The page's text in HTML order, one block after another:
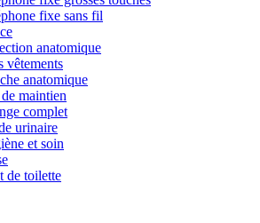
fixe sans fil
anatomique
vêtements
anatomique
maintien
complet
urinaire
et soin
de toilette